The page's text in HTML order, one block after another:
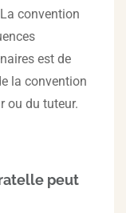
convention
est de
la convention
ou du tuteur.
peut